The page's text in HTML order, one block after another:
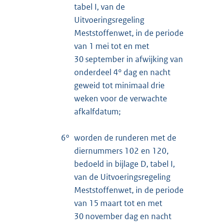
tabel I, van de
Uitvoeringsregeling
Meststoffenwet, in de periode
van 1 mei tot en met
30 september in afwijking van
onderdeel 4° dag en nacht
geweid tot minimaal drie
weken voor de verwachte
afkalfdatum;
6° worden de runderen met de
diernummers 102 en 120,
bedoeld in bijlage D, tabel I,
van de Uitvoeringsregeling
Meststoffenwet, in de periode
van 15 maart tot en met
30 november dag en nacht